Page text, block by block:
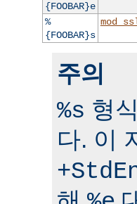
{FOOBAR}e
%
{FOOBAR}s
주의
%s 형
다. 이